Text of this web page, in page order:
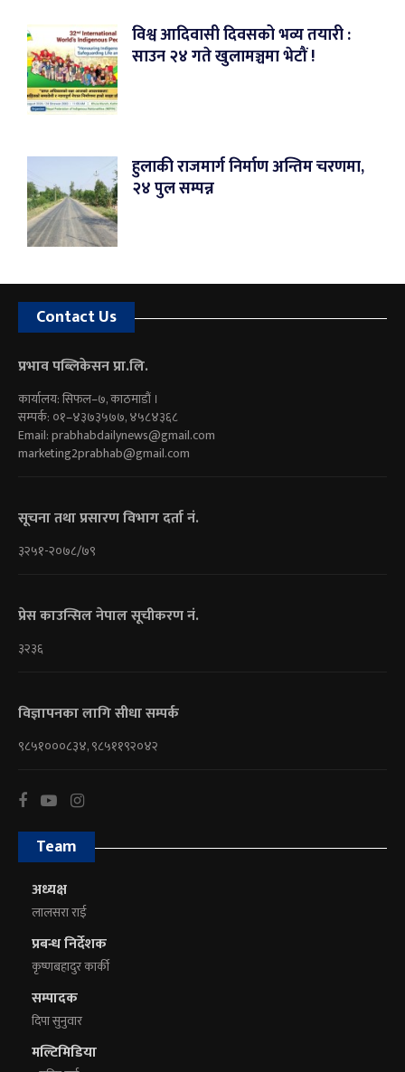
विश्व आदिवासी दिवसको भव्य तयारी :
साउन २४ गते खुलामञ्चमा भेटौं !
हुलाकी राजमार्ग निर्माण अन्तिम चरणमा,
२४ पुल सम्पन्न
Contact Us
प्रभाव पब्लिकेसन प्रा.लि.
कार्यालय: सिफल–७, काठमाडौं ।
सम्पर्क: ०१–४३७३५७७, ४५८४३६८
Email:prabhabdailynews@gmail.com
marketing2prabhab@gmail.com
सूचना तथा प्रसारण विभाग दर्ता नं.
३२५१-२०७८/७९
प्रेस काउन्सिल नेपाल सूचीकरण नं.
३२३६
विज्ञापनका लागि सीधा सम्पर्क
९८५१०००८३४, ९८५११९२०४२
Team
अध्यक्ष
लालसरा राई
प्रबन्ध निर्देशक
कृष्णबहादुर कार्की
सम्पादक
दिपा सुनुवार
मल्टिमिडिया